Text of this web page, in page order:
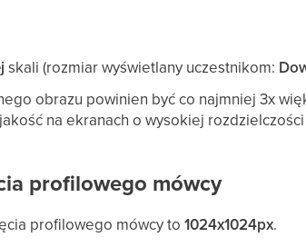
skali (rozmiar wyświetlany uczestnikom:
obrazu powinien być co najmniej 3x
na ekranach o wysokiej rozdzielczości
profilowego mówcy
profilowego mówcy to 1024x1024px.